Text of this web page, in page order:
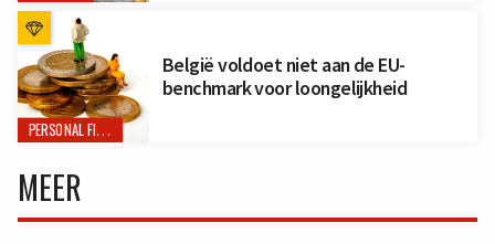
PERSONAL FINANCE
België voldoet niet aan de EU-
benchmark voor loongelijkheid
MEER